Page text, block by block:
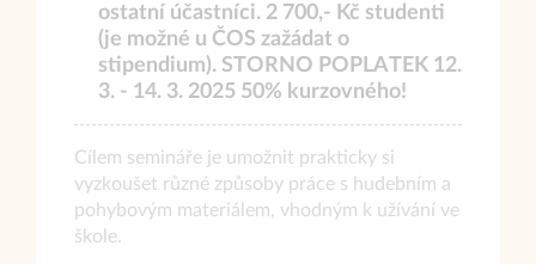
ostatní účastníci. 2 700,- Kč studenti
(je možné u ČOS zažádat o
stipendium). STORNO POPLATEK 12.
3. - 14. 3. 2025 50% kurzovného!
Cílem semináře je umožnit prakticky si
vyzkoušet různé způsoby práce s hudebním a
pohybovým materiálem, vhodným k užívání ve
škole.